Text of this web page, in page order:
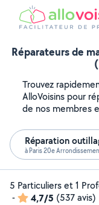
Réparateurs de
Trouvez
AlloVoisins pour
de nos membres
Réparation
à Paris 20e
5 Particuliers et 1
-
4,7/5 (537 avis)